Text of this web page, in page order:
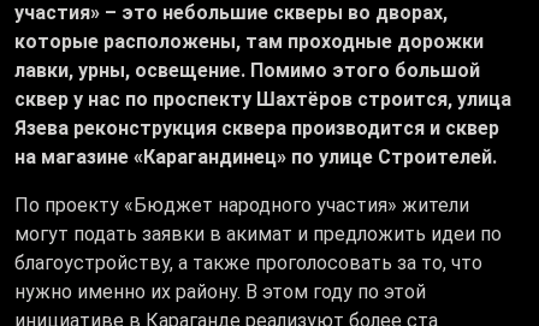
участия» – это небольшие скверы во дворах,
которые расположены, там проходные дорожки
лавки, урны, освещение. Помимо этого большой
сквер у нас по проспекту Шахтёров строится, улица
Язева реконструкция сквера производится и сквер
на магазине «Карагандинец» по улице Строителей.
По проекту «Бюджет народного участия» жители
могут подать заявки в акимат и предложить идеи по
благоустройству, а также проголосовать за то, что
нужно именно их району. В этом году по этой
инициативе в Караганде реализуют более ста